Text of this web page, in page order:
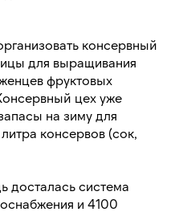
консервный
для выращивания
фруктовых
цех уже
на зиму для
консервов (сок,
система
и 4100